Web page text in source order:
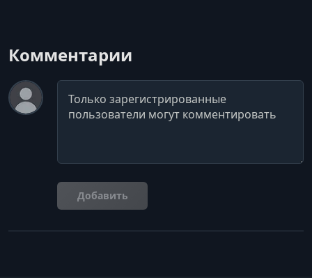
Комментарии
Комментарий
Добавить